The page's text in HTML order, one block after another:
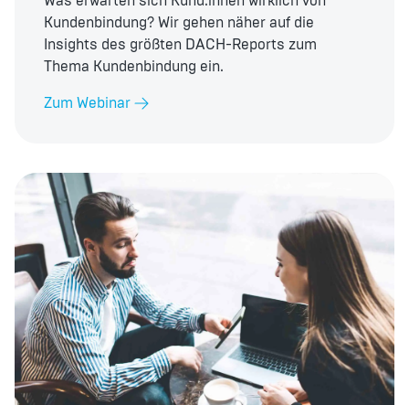
Kundenbindung? Wir gehen näher auf die
Insights des größten DACH-Reports zum
Thema Kundenbindung ein.
Zum Webinar